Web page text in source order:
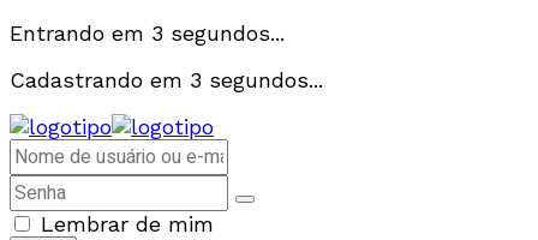
Entrando em 3 segundos...
Cadastrando em 3 segundos...
Lembrar de mim